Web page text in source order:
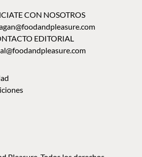
CON NOSOTROS
EDITORIAL